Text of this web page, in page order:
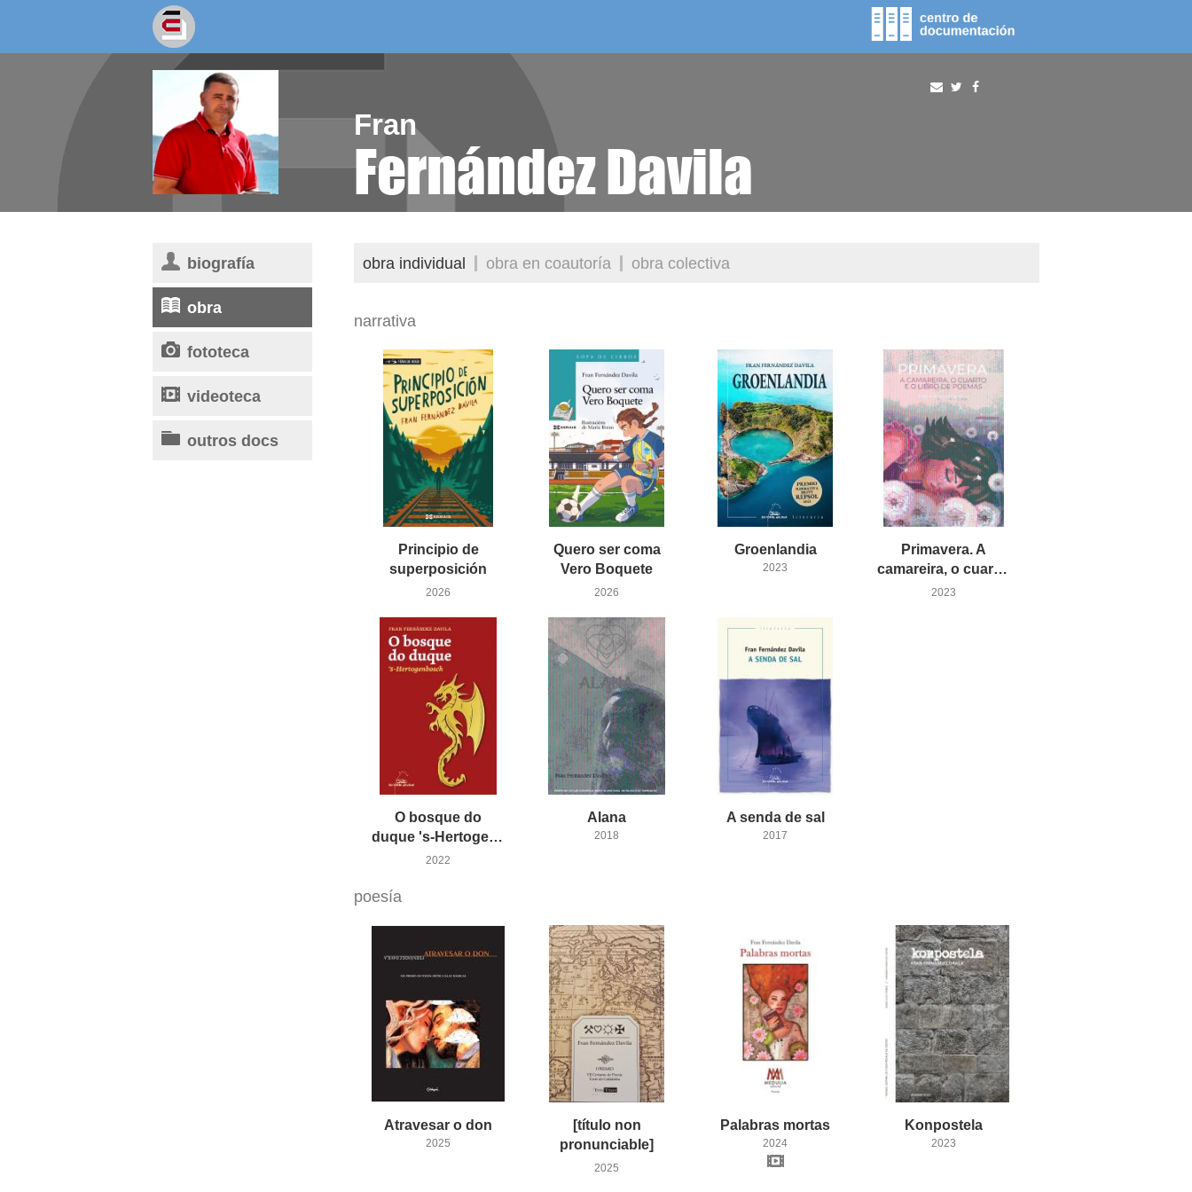
socios/as fototeca procura
Fran
Fernández Davila
biografía
obra
fototeca
videoteca
outros docs
obra individual obra en coautoría obra colectiva
narrativa
Principio de
superposición
2026
Quero ser coma
Vero Boquete
2026
Groenlandia
2023
Primavera. A
camareira, o cuarto e o libro de poemas
2023
O bosque do
duque 's-Hertogenbosch
2022
Alana
2018
A senda de sal
2017
poesía
Atravesar o don
2025
[título non
pronunciable]
2025
Palabras mortas
2024
Konpostela
2023